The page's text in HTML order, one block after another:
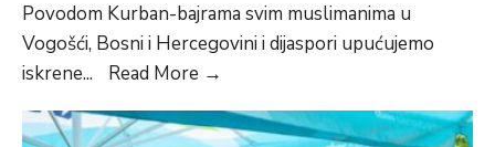
Povodom Kurban-bajrama svim muslimanima u
Vogošći, Bosni i Hercegovini i dijaspori upućujemo
iskrene... Read More →
mubarek